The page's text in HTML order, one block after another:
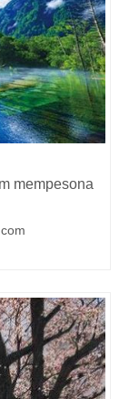
mempesona